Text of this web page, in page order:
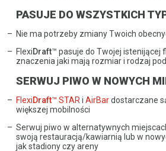
PASUJE DO WSZYSTKICH
Nie ma potrzeby zmiany Twoich
FlexiDraft™ pasuje do Twojej istenijącej
znaczenia jaki mają rozmiar i rodzaj
SERWUJ PIWO W NOWYCH
FlexiDraft™ STARi AirBar dostarczane
większej mobilności
Serwuj piwo w alternatywnych
swoją restauracją/kawiarnią lub w
jak stadiony czy areny